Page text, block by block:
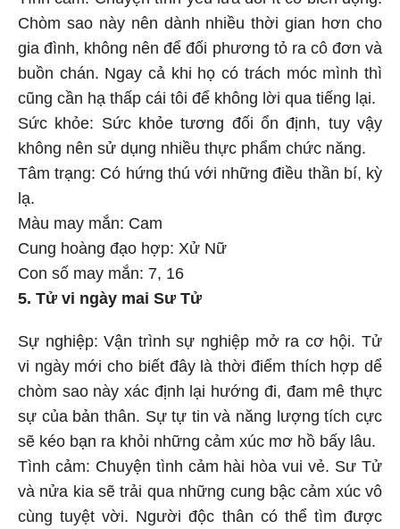
Chòm sao này nên dành nhiều thời gian hơn cho
gia đình, không nên để đối phương tỏ ra cô đơn và
buồn chán. Ngay cả khi họ có trách móc mình thì
cũng cần hạ thấp cái tôi để không lời qua tiếng lại.
Sức khỏe: Sức khỏe tương đối ổn định, tuy vậy
không nên sử dụng nhiều thực phẩm chức năng.
Tâm trạng: Có hứng thú với những điều thần bí, kỳ
lạ.
Màu may mắn: Cam
Cung hoàng đạo hợp: Xử Nữ
Con số may mắn: 7, 16
5. Tử vi ngày mai Sư Tử
Sự nghiệp: Vận trình sự nghiệp mở ra cơ hội. Tử
vi ngày mới cho biết đây là thời điểm thích hợp dể
chòm sao này xác định lại hướng đi, đam mê thực
sự của bản thân. Sự tự tin và năng lượng tích cực
sẽ kéo bạn ra khỏi những cảm xúc mơ hồ bấy lâu.
Tình cảm: Chuyện tình cảm hài hòa vui vẻ. Sư Tử
và nửa kia sẽ trải qua những cung bậc cảm xúc vô
cùng tuyệt vời. Người độc thân có thể tìm được